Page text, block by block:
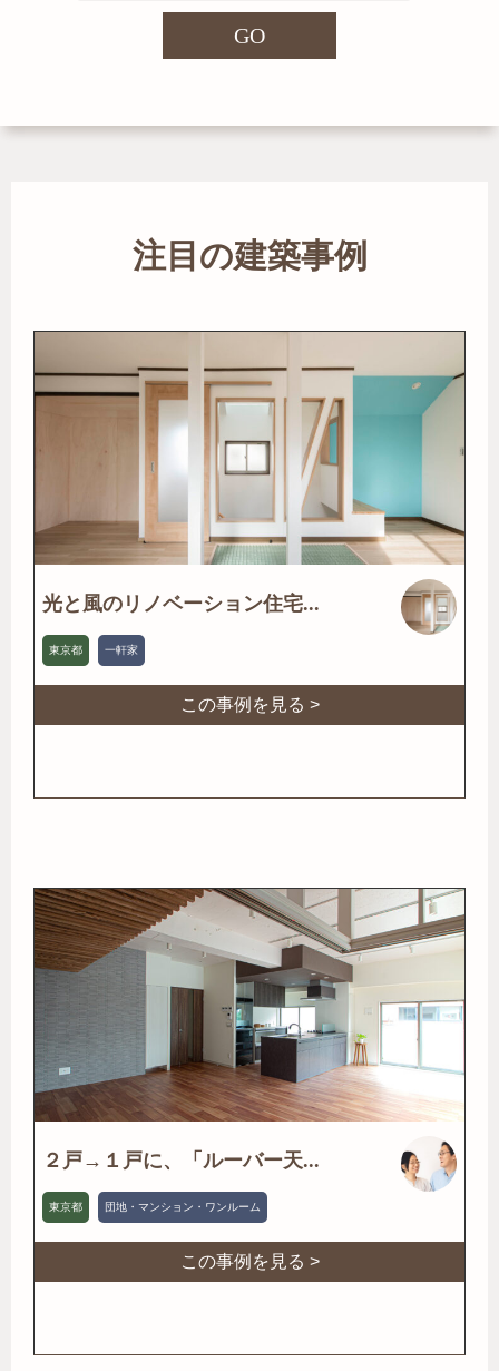
GO
注目の建築事例
光と風のリノベーション住宅...
東京都 一軒家
この事例を見る >
２戸→１戸に、「ルーバー天...
東京都 団地・マンション・ワンルーム
この事例を見る >